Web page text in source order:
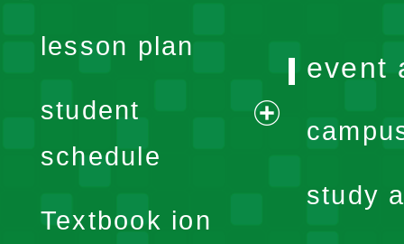
lesson plan
student
schedule
expand
menu
Textbook ion
event
study